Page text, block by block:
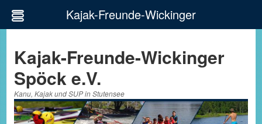
springen
Kajak-Freunde-Wickinger
Spöck e.V.
Kanu, Kajak und SUP in Stutensee
Kajak-Freunde-Wickinger